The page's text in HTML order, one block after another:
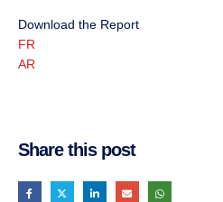
Download the Report
FR
AR
Share this post